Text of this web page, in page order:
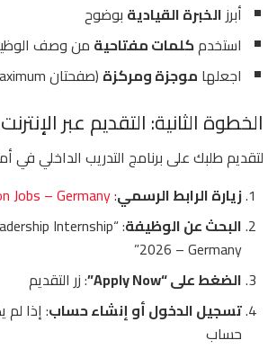
أبرزالخبرة القيادية بوضوح
استخدمكلمات مفتاحية من وصف
اجعلها موجزة ومركزة (صفحتان maximum)
الخطوة الثانية: التقديم عبر الإنترنت
لتقديم طلبك على برنامج التدريب الداخلي في
زيارة الرابط الرسمي:
Jobs – Germany
البحث عن الوظيفة Internship
2026 – Germany”
الضغط على “Apply Now”
: زر التقديم
تسجيل الدخول أو إنشاء حساب: إذا
حساب